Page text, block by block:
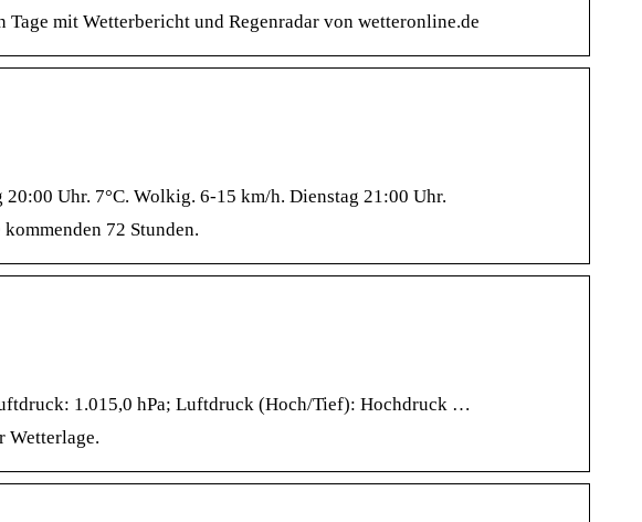
mit Wetterbericht und Regenradar von wetteronline.de
Uhr. 7°C. Wolkig. 6-15 km/h. Dienstag 21:00 Uhr.
72 Stunden.
1.015,0 hPa; Luftdruck (Hoch/Tief): Hochdruck …
Wetterlage.